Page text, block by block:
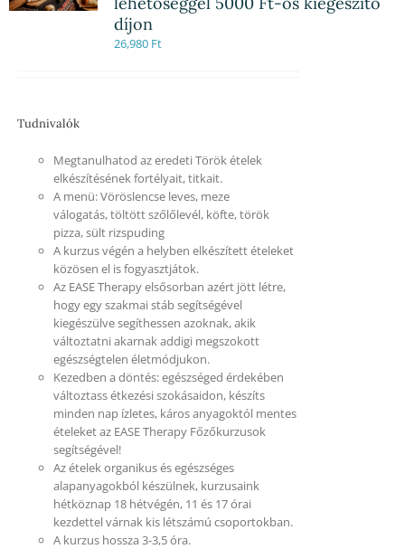
díjon
26,980 Ft
Tudnivalók
Megtanulhatod az eredeti Török ételek
elkészítésének fortélyait, titkait.
A menü: Vöröslencse leves, meze
válogatás, töltött szőlőlevél, köfte, török
pizza, sült rizspuding
A kurzus végén a helyben elkészített ételeket
közösen el is fogyasztjátok.
Az EASE Therapy elsősorban azért jött létre,
hogy egy szakmai stáb segítségével
kiegészülve segíthessen azoknak, akik
változtatni akarnak addigi megszokott
egészségtelen életmódjukon.
Kezedben a döntés: egészséged érdekében
változtass étkezési szokásaidon, készíts
minden nap ízletes, káros anyagoktól mentes
ételeket az EASE Therapy Főzőkurzusok
segítségével!
Az ételek organikus és egészséges
alapanyagokból készülnek, kurzusaink
hétköznap 18 hétvégén, 11 és 17 órai
kezdettel várnak kis létszámú csoportokban.
A kurzus hossza 3-3,5 óra.